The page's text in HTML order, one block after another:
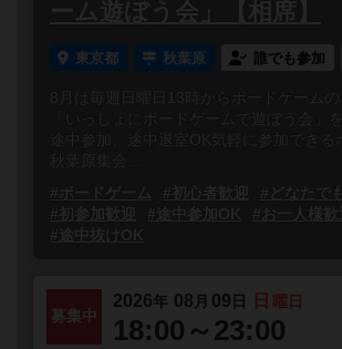
ーム遊ぼう会」【相席】
東京都 秋葉原 誰でも参加
8月は毎週日曜日13時からボードゲームの
「いっしょにボードゲームで遊ぼう会」
途中参加、途中退室OK気軽に参加できる
秋葉原集会...
#ボードゲーム
#初心者歓迎
#どなたでも
#初参加歓迎
#途中参加OK
#お一人様歓
#途中抜けOK
募集中
2026年 08 月 09 日 日 曜日
18:00～23:00